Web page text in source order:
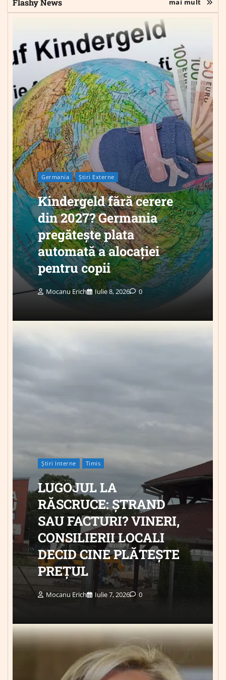
Flashy News mai mult
Germania Știri Externe
Kindergeld fără cerere
din 2027? Germania
pregătește plata
automată a alocației
pentru copii
Mocanu Erich Iulie 8, 2026 0
Știri Interne Timis
LUGOJUL LA
RĂSCRUCE: ȘTRAND
SAU FACTURI? VINERI,
CONSILIERII LOCALI
DECID CINE PLĂTEȘTE
PREȚUL
Mocanu Erich Iulie 7, 2026 0